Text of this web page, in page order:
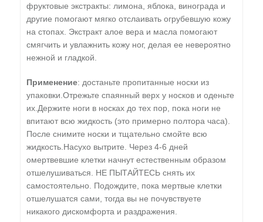
фруктовые экстракты: лимона, яблока, винограда и
другие помогают мягко отслаивать огрубевшую кожу
на стопах. Экстракт алое вера и масла помогают
смягчить и увлажнить кожу ног, делая ее невероятно
нежной и гладкой.
Применение: достаньте пропитанные носки из
упаковки.Отрежьте спаянный верх у носков и оденьте
их.Держите ноги в носках до тех пор, пока ноги не
впитают всю жидкость (это примерно полтора часа).
После снимите носки и тщательно смойте всю
жидкость.Насухо вытрите. Через 4-6 дней
омертвевшие клетки начнут естественным образом
отшелушиваться. НЕ ПЫТАЙТЕСЬ снять их
самостоятельно. Подождите, пока мертвые клетки
отшелушатся сами, тогда вы не почувствуете
никакого дискомфорта и раздражения.